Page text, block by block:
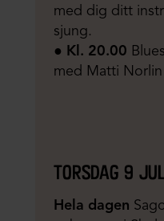
med dig ditt
sjung.
● Kl. 20.00
med Matti Norlin
torsdag 9
Hela dagen